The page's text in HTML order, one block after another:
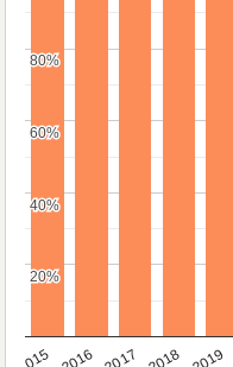
20%
20%
40%
40%
60%
60%
80%
80%